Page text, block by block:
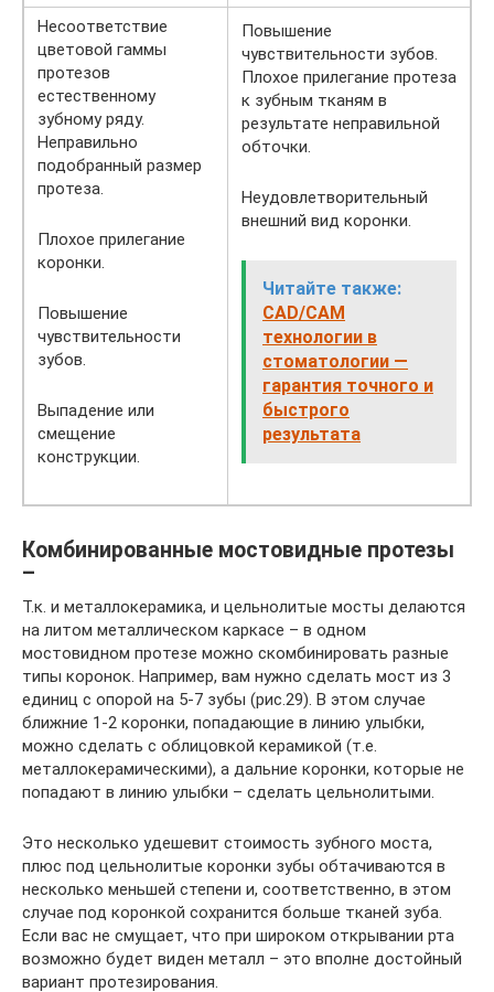
Несоответствие
цветовой гаммы
протезов
естественному
зубному ряду.
Неправильно
подобранный размер
протеза.
Плохое прилегание
коронки.
Повышение
чувствительности
зубов.
Выпадение или
смещение
конструкции.
Повышение
чувствительности зубов.
Плохое прилегание протеза
к зубным тканям в
результате неправильной
обточки.
Неудовлетворительный
внешний вид коронки.
Читайте также:
CAD/CAM
технологии в
стоматологии —
гарантия точного и
быстрого
результата
Комбинированные мостовидные протезы
–
Т.к. и металлокерамика, и цельнолитые мосты делаются
на литом металлическом каркасе – в одном
мостовидном протезе можно скомбинировать разные
типы коронок. Например, вам нужно сделать мост из 3
единиц с опорой на 5-7 зубы (рис.29). В этом случае
ближние 1-2 коронки, попадающие в линию улыбки,
можно сделать с облицовкой керамикой (т.е.
металлокерамическими), а дальние коронки, которые не
попадают в линию улыбки – сделать цельнолитыми.
Это несколько удешевит стоимость зубного моста,
плюс под цельнолитые коронки зубы обтачиваются в
несколько меньшей степени и, соответственно, в этом
случае под коронкой сохранится больше тканей зуба.
Если вас не смущает, что при широком открывании рта
возможно будет виден металл – это вполне достойный
вариант протезирования.